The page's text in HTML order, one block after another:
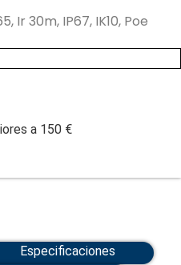
Ir 30m, IP67, IK10, Poe
a 150 €
Especificaciones